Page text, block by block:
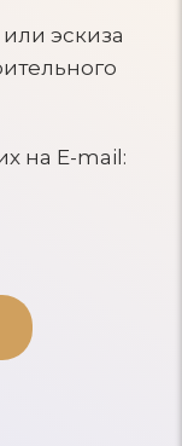
эскиза
на E-mail: